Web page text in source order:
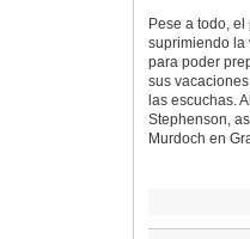
Pese a todo,
suprimiendo la
para poder
sus
las escuchas.
Stephenson,
Murdoch en